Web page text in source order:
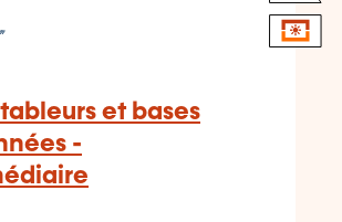
tableurs et bases
-